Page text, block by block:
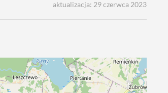
aktualizacja: 29 czerwca 2023